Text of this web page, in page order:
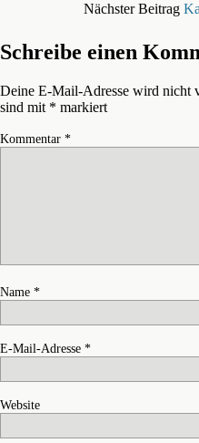
Nächster Beitrag
Schreibe einen
Deine E-Mail-Adresse wird nicht
sind mit * markiert
Kommentar *
Name *
E-Mail-Adresse *
Website